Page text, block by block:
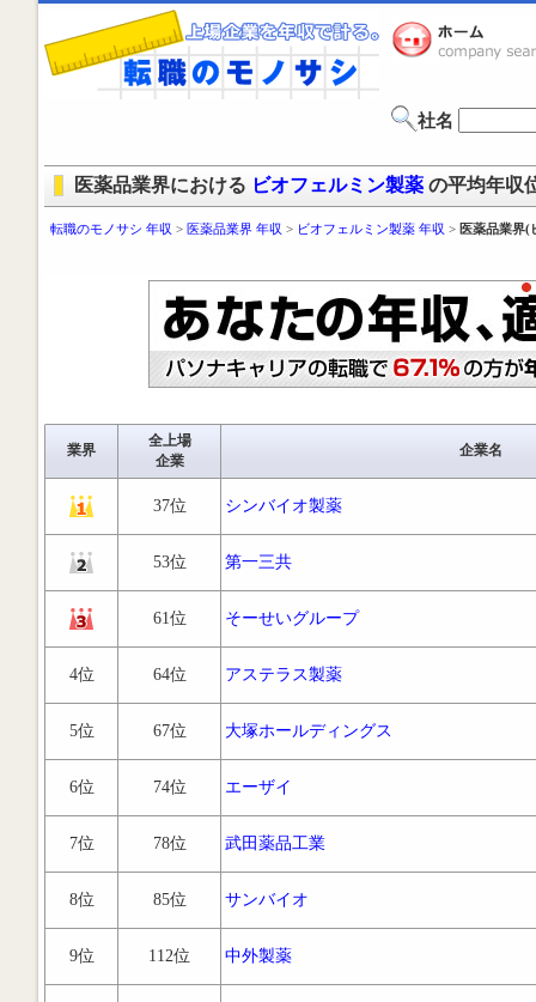
社名
医薬品業界における ビオフェルミン製薬 の平均年収
転職のモノサシ 年収 > 医薬品業界 年収 > ビオフェルミン製薬 年収 > 医薬品業界(
業界
全上場
企業
企業名
37位 シンバイオ製薬
53位 第一三共
61位 そーせいグループ
4位 64位 アステラス製薬
5位 67位 大塚ホールディングス
6位 74位 エーザイ
7位 78位 武田薬品工業
8位 85位 サンバイオ
9位 112位 中外製薬